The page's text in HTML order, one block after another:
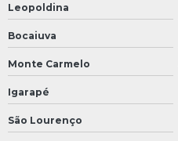
Leopoldina
Bocaiuva
Monte Carmelo
Igarapé
São Lourenço